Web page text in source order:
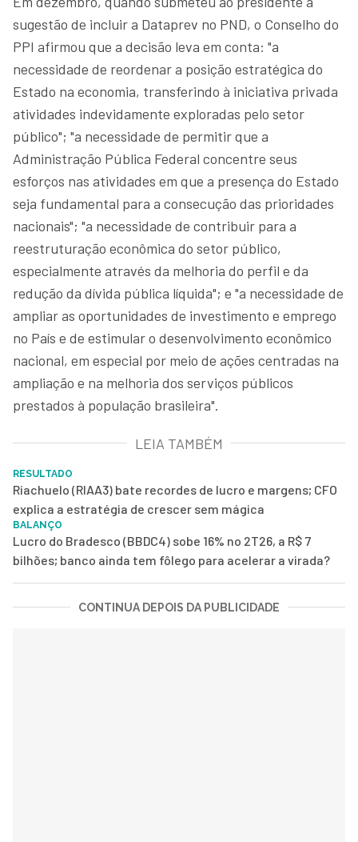
sugestão de incluir a Dataprev no PND, o Conselho do
PPI afirmou que a decisão leva em conta: "a
necessidade de reordenar a posição estratégica do
Estado na economia, transferindo à iniciativa privada
atividades indevidamente exploradas pelo setor
público"; "a necessidade de permitir que a
Administração Pública Federal concentre seus
esforços nas atividades em que a presença do Estado
seja fundamental para a consecução das prioridades
nacionais"; "a necessidade de contribuir para a
reestruturação econômica do setor público,
especialmente através da melhoria do perfil e da
redução da dívida pública líquida"; e "a necessidade de
ampliar as oportunidades de investimento e emprego
no País e de estimular o desenvolvimento econômico
nacional, em especial por meio de ações centradas na
ampliação e na melhoria dos serviços públicos
prestados à população brasileira".
LEIA TAMBÉM
RESULTADO
Riachuelo (RIAA3) bate recordes de lucro e margens; CFO
explica a estratégia de crescer sem mágica
BALANÇO
Lucro do Bradesco (BBDC4) sobe 16% no 2T26, a R$ 7
bilhões; banco ainda tem fôlego para acelerar a virada?
CONTINUA DEPOIS DA PUBLICIDADE